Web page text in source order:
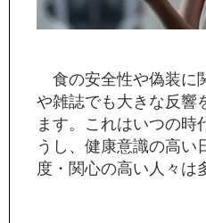
食の安全性や偽装に
や雑誌でも大きな反響
ます。これはいつの時
うし、健康意識の高い
度・関心の高い人々は